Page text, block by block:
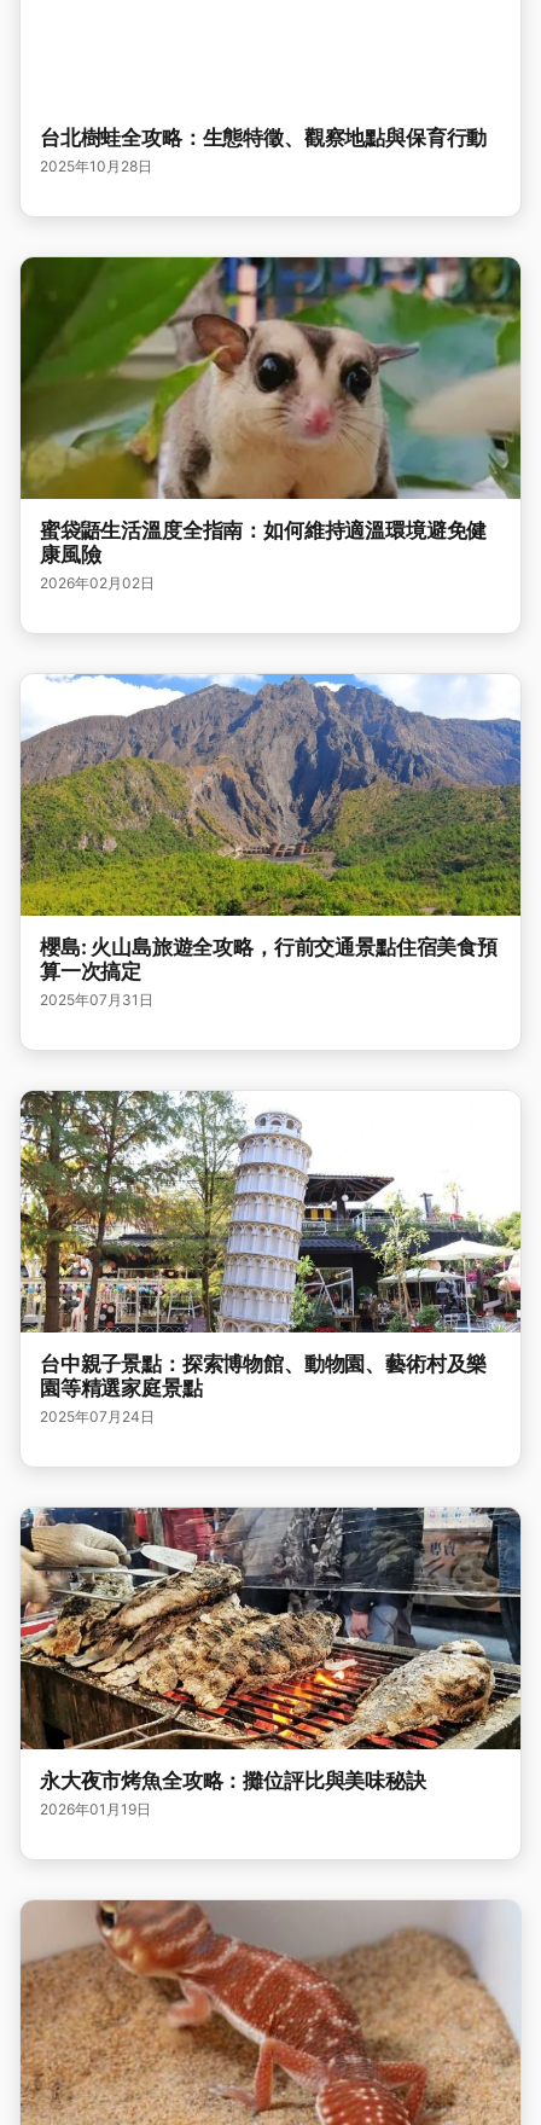
台北樹蛙全攻略：生態特徵、觀察地點與保育行動
2025年10月28日
蜜袋鼯生活溫度全指南：如何維持適溫環境避免健
康風險
2026年02月02日
櫻島: 火山島旅遊全攻略，行前交通景點住宿美食預
算一次搞定
2025年07月31日
台中親子景點：探索博物館、動物園、藝術村及樂
園等精選家庭景點
2025年07月24日
永大夜市烤魚全攻略：攤位評比與美味秘訣
2026年01月19日